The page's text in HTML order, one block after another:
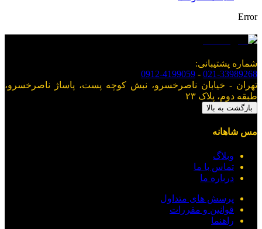
Error
شماره پشتیبانی:
021-33989268
-
0912-4199059
تهران - خیابان ناصرخسرو، نبش کوچه پست، پاساژ ناصرخسرو،
طبقه دوم، پلاک ۲۳
بازگشت به بالا
مس شاهانه
وبلاگ
تماس با ما
درباره ما
پرسش های متداول
قوانین و مقررات
راهنما